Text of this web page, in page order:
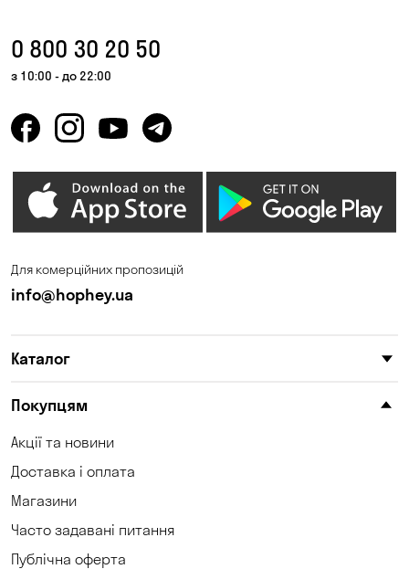
0 800 30 20 50
з 10:00 - до 22:00
Для комерційних пропозицій
info@hophey.ua
Каталог
Покупцям
Акції та новини
Доставка і оплата
Магазини
Часто задавані питання
Публічна оферта